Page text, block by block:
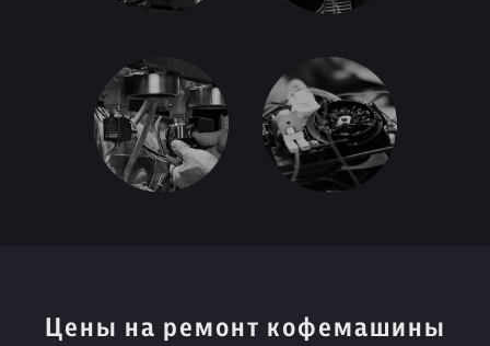
Цены на ремонт кофемашины